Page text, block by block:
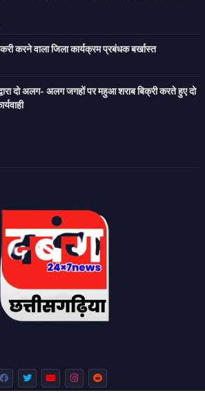
करने वाला जिला कार्यक्रम प्रबंधक बर्खास्त
दो अलग- अलग जगहों पर महुआ शराब बिक्री करते हुए दो